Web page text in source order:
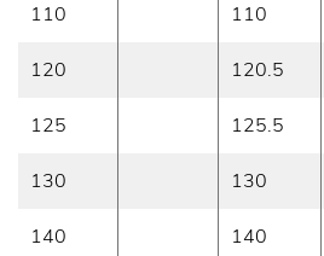
110 110
120 120.5
125 125.5
130 130
140 140